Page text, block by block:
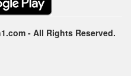
- All Rights Reserved.